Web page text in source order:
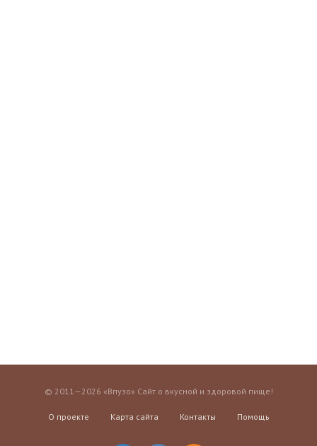
© 2011—2026 «Впузо» Сайт о вкусной и здоровой пище!
О проекте Карта сайта Контакты Помощь